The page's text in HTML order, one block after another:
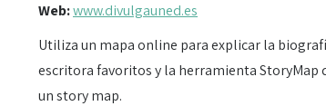
Web:www.divulgauned.es
Utiliza un mapa online para explicar la
escritora favoritos y la herramienta StoryMap
un story map.